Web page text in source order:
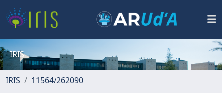
IRIS
IRIS 11564/262090